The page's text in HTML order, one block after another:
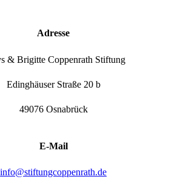
Adresse
& Brigitte Coppenrath Stiftung
Edinghäuser Straße 20 b
49076 Osnabrück
E-Mail
info@stiftungcoppenrath.de